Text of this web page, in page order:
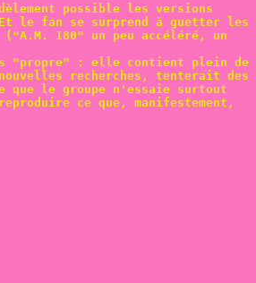
possible les versions
le fan se surprend à guetter les
180" un peu accéléré, un
"propre" : elle contient plein de
recherches, tenterait des
que le groupe n'essaie surtout
ce que, manifestement,